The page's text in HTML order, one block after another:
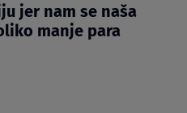
jer nam se naša
manje para